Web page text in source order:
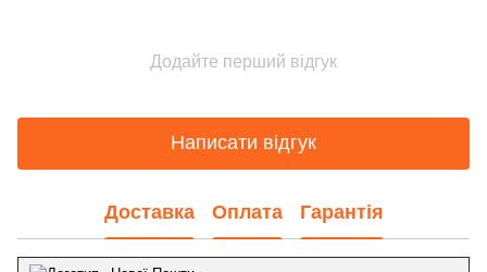
Додайте перший відгук
Написати відгук
Доставка Оплата Гарантія